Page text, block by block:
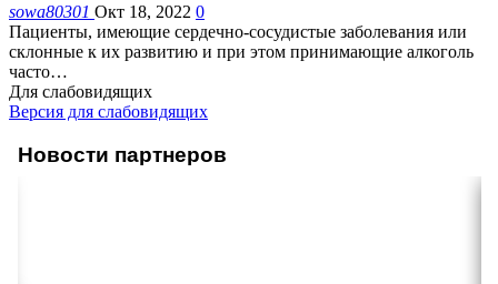
sowa80301 Окт 18, 2022 0
Пациенты, имеющие сердечно-сосудистые заболевания или
склонные к их развитию и при этом принимающие алкоголь
часто…
Для слабовидящих
Версия для слабовидящих
Новости партнеров